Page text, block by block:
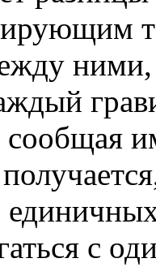
сообщая
с